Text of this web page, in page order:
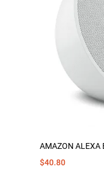
AMAZON ALEXA
$40.80